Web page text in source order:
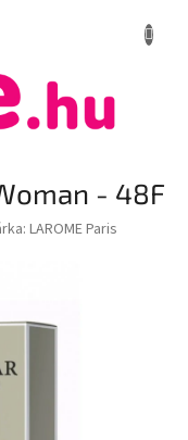
KOSÁR
- 48F
LAROME Paris